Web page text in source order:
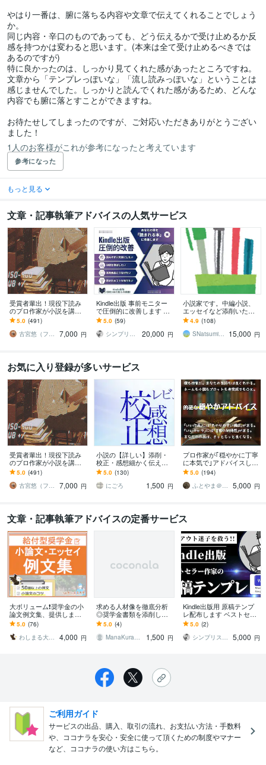
やはり一番は、腑に落ちる内容や文章で伝えてくれることでしょう
か。
同じ内容・辛口のものであっても、どう伝えるかで受け止めるか反
感を持つかは変わると思います。(本来は全て受け止めるべきでは
あるのですが)
特に良かったのは、しっかり見てくれた感があったところですね。
文章から「テンプレっぽいな」「流し読みっぽいな」ということは
感じませんでした。しっかりと読んでくれた感があるため、どんな
内容でも腑に落とすことができますね。
お待たせしてしまったのですが、ご対応いただきありがとうござい
ました！
1人のお客様がこれが参考になったと考えています
参考になった
もっと見る
文章・記事執筆アドバイスの人気サービス
受賞者輩出！現役下読み
のプロ作家が小説を講評
します プロから実践的な
アドバイスがもらえる！
純文〜ラノベまでＯＫ
5.0 (491)
古宮悠（フルミヤユウ）
7,000 円
Kindle出版 事前モニター
で圧倒的に改善します 印
税300万の作家があなたの
本に読まれるコツをアド
バイス
5.0 (59)
シンプリストやまだ＠書く副業
20,000 円
小説家です。中編小説、
エッセイなど添削いたし
ます プロが実作者の視点
であなたの作品を丁寧
に、詳細にアドバイス。
4.9 (108)
SNatsumi（創作講師）
15,000 円
お気に入り登録が多いサービス
受賞者輩出！現役下読み
のプロ作家が小説を講評
します プロから実践的な
アドバイスがもらえる！
純文〜ラノベまでＯＫ
5.0 (491)
古宮悠（フルミヤユウ）
7,000 円
小説の【詳しい】添削・
校正・感想細かく伝えま
す 【長編OK】誤字、時系
列矛盾、不足表現、読み
手の誤認、推敲等
5.0 (130)
にごろ
1,500 円
プロ作家が｢穏やかに丁寧
に本気で｣アドバイスしま
す 【ﾃｷｽﾄ/通話選択OK♪】
漫画/小説/プロット/ネーム
5.0 (194)
ふとやま＠物語ライター
5,000 円
文章・記事執筆アドバイスの定番サービス
大ボリューム❗️奨学金の小
論文例文集、提供します 1
00種以上の作文集！申請
テンプレートとして活用
しよう！
5.0 (76)
わしまる大学＠奨学金アドバイザー
4,000 円
求める人材像を徹底分析
◎奨学金書類を添削しま
す 元民間企業採用担当が
「求める人材像」を分析
し添削します。
5.0 (4)
ManaKuramoto
1,500 円
Kindle出版用 原稿テンプ
レ配布します ベストセラ
ー作家のテンプレでレイ
アウト設定をショートカ
ット
5.0 (2)
シンプリストやまだ＠書く副業
5,000 円
ご利用ガイド
サービスの出品、購入、取引の流れ、お支払い方法・手数料
や、ココナラを安心・安全に使って頂くための制度やマナー
など、ココナラの使い方はこちら。